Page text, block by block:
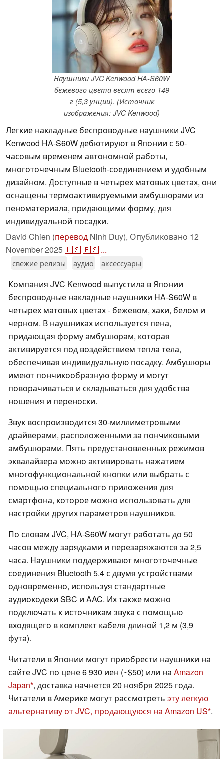
Наушники JVC Kenwood HA-S60W
бежевого цвета весят всего 149
г (5,3 унции). (Источник
изображения: JVC Kenwood)
Легкие накладные беспроводные наушники JVC
Kenwood HA-S60W дебютируют в Японии с 50-
часовым временем автономной работы,
многоточечным Bluetooth-соединением и удобным
дизайном. Доступные в четырех матовых цветах, они
оснащены термоактивируемыми амбушюрами из
пеноматериала, придающими форму, для
индивидуальной посадки.
David Chien (перевод Ninh Duy), Опубликовано 12
November 2025🇺🇸🇪🇸 ...
свежие релизы аудио аксессуары
Компания JVC Kenwood выпустила в Японии
беспроводные накладные наушники HA-S60W в
четырех матовых цветах - бежевом, хаки, белом и
черном. В наушниках используется пена,
придающая форму амбушюрам, которая
активируется под воздействием тепла тела,
обеспечивая индивидуальную посадку. Амбушюры
имеют пончикообразную форму и могут
поворачиваться и складываться для удобства
ношения и переноски.
Звук воспроизводится 30-миллиметровыми
драйверами, расположенными за пончиковыми
амбушюрами. Пять предустановленных режимов
эквалайзера можно активировать нажатием
многофункциональной кнопки или выбрать с
помощью специального приложения для
смартфона, которое можно использовать для
настройки других параметров наушников.
По словам JVC, HA-S60W могут работать до 50
часов между зарядками и перезаряжаются за 2,5
часа. Наушники поддерживают многоточечные
соединения Bluetooth 5.4 с двумя устройствами
одновременно, используя стандартные
аудиокодеки SBC и AAC. Их также можно
подключать к источникам звука с помощью
входящего в комплект кабеля длиной 1,2 м (3,9
фута).
Читатели в Японии могут приобрести наушники на
сайте JVC по цене 6 930 иен (~$50) или на Amazon
Japan , доставка начнется 20 ноября 2025 года.
Читатели в Америке могут рассмотреть эту легкую
альтернативу от JVC, продающуюся на Amazon US .